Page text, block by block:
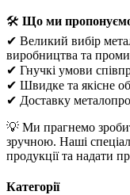
🛠 Що ми
✔ Великий вибір
виробництва та
✔ Гнучкі умови
✔ Швидке та якісне
✔ Доставку
💡 Ми прагнемо
зручною. Наші
продукції та надати
Категорії